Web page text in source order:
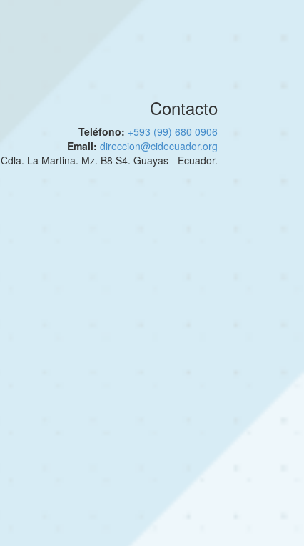
Contacto
Teléfono: +593 (99) 680 0906
Email: direccion@cidecuador.org
Cdla. La Martina. Mz. B8 S4. Guayas - Ecuador.